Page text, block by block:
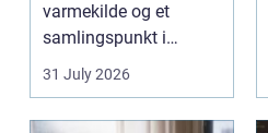
varmekilde og et
samlingspunkt i
hjemmet. Flammerne
31 July 2026